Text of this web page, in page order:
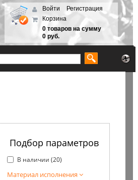
Войти
Регистрация
Корзина
0 товаров на сумму
0 руб.
Подбор параметров
В наличии (20)
Материал исполнения